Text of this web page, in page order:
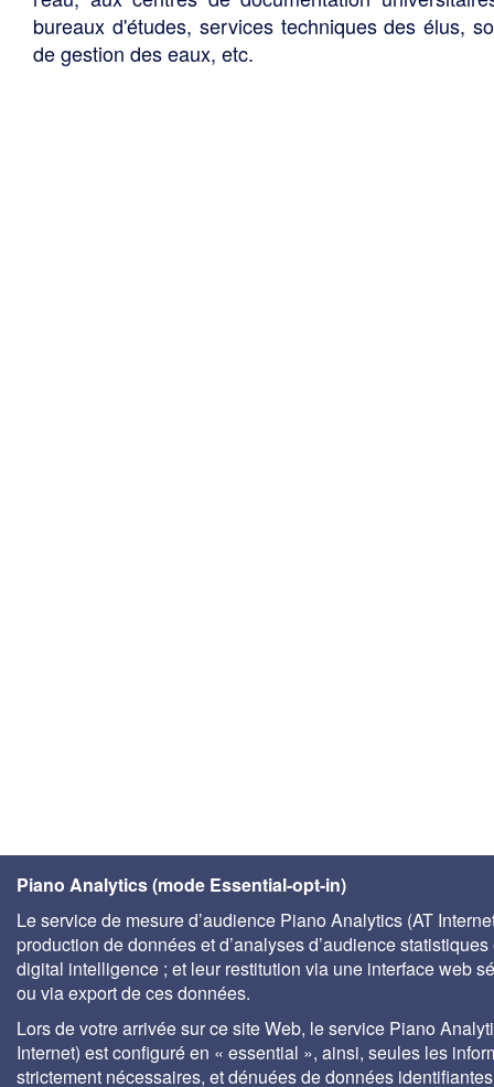
bureaux d'études, services techniques des élus,
de gestion des eaux, etc.
Piano Analytics (mode Essential-opt-in)
Le service de mesure d’audience Piano Analytics (AT
production de données et d’analyses d’audience statistiques
digital intelligence ; et leur restitution via une interface web
ou via export de ces données.
Lors de votre arrivée sur ce site Web, le service Piano
Internet) est configuré en « essential », ainsi, seules les
strictement nécessaires, et dénuées de données